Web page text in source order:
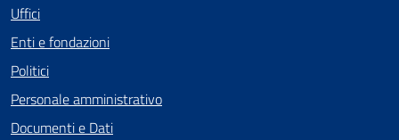
Uffici
Enti e fondazioni
Politici
Personale amministrativo
Documenti e Dati